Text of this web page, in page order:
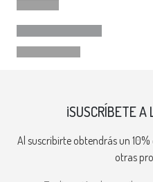
¡SUSCRÍBETE
Al suscribirte obtendrás un
otras